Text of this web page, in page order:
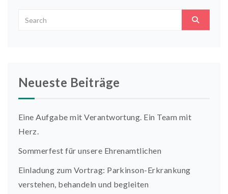
Neueste Beiträge
Eine Aufgabe mit Verantwortung. Ein Team mit
Herz.
Sommerfest für unsere Ehrenamtlichen
Einladung zum Vortrag: Parkinson-Erkrankung
verstehen, behandeln und begleiten